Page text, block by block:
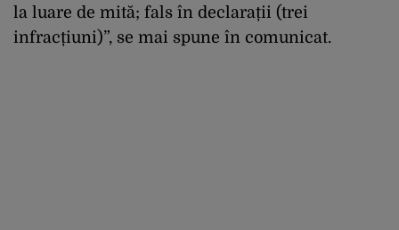
la luare de mită; fals în declarații (trei
infracțiuni)”, se mai spune în comunicat.